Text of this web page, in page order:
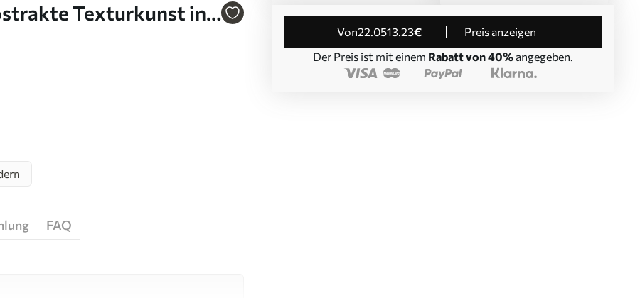
Texturkunst in
von22.0513.23€
Preis anzeigen
Der Preis ist mit einem Rabatt von 40% angegeben.
FAQ